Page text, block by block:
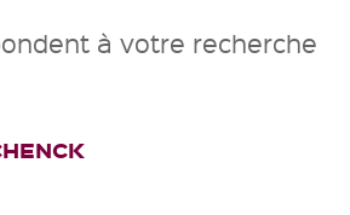
à votre recherche